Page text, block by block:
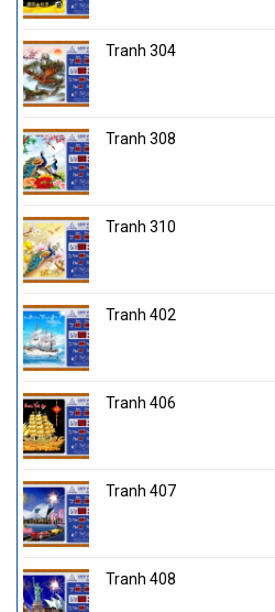
Tranh 304
Tranh 308
Tranh 310
Tranh 402
Tranh 406
Tranh 407
Tranh 408